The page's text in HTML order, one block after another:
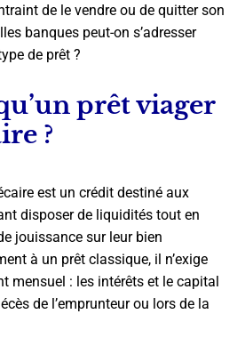
de le vendre ou de quitter son
banques peut-on s’adresser
de prêt ?
prêt viager
?
est un crédit destiné aux
disposer de liquidités tout en
jouissance sur leur bien
à un prêt classique, il n’exige
mensuel : les intérêts et le capital
de l’emprunteur ou lors de la